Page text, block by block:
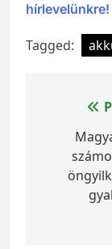
hírlevelünkre!
Tagged: